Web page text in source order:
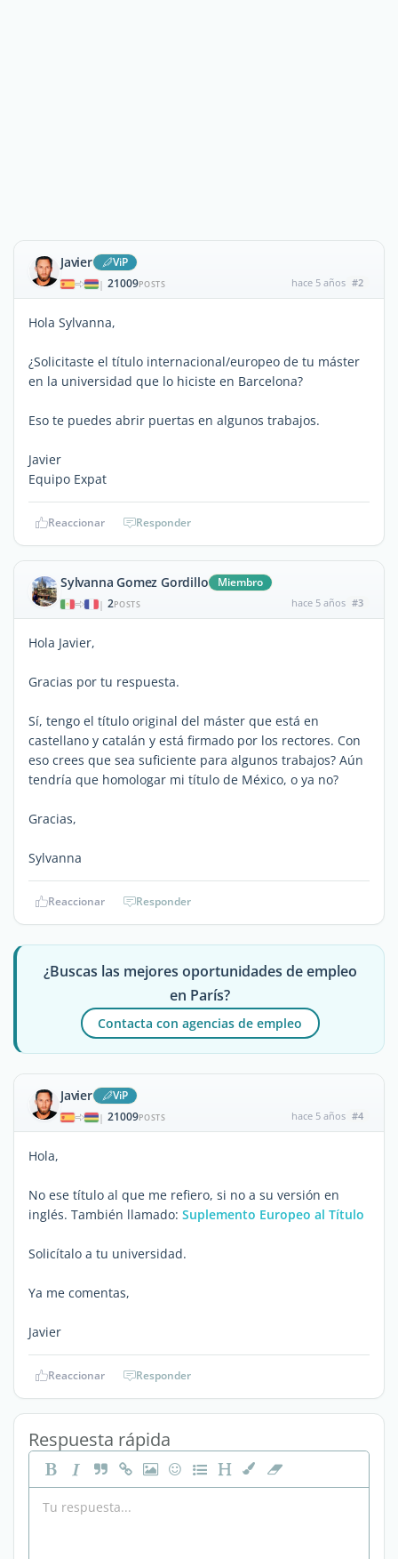
Javier ViP
| 21009POSTS hace 5 años #2
Hola Sylvanna,
¿Solicitaste el título internacional/europeo de tu máster
en la universidad que lo hiciste en Barcelona?
Eso te puedes abrir puertas en algunos trabajos.
Javier
Equipo Expat
Reaccionar Responder
Sylvanna Gomez Gordillo Miembro
| 2POSTS hace 5 años #3
Hola Javier,
Gracias por tu respuesta.
Sí, tengo el título original del máster que está en
castellano y catalán y está firmado por los rectores. Con
eso crees que sea suficiente para algunos trabajos? Aún
tendría que homologar mi título de México, o ya no?
Gracias,
Sylvanna
Reaccionar Responder
¿Buscas las mejores oportunidades de empleo
en París?
Contacta con agencias de empleo
Javier ViP
| 21009POSTS hace 5 años #4
Hola,
No ese título al que me refiero, si no a su versión en
inglés. También llamado: Suplemento Europeo al Título
Solicítalo a tu universidad.
Ya me comentas,
Javier
Reaccionar Responder
Respuesta rápida